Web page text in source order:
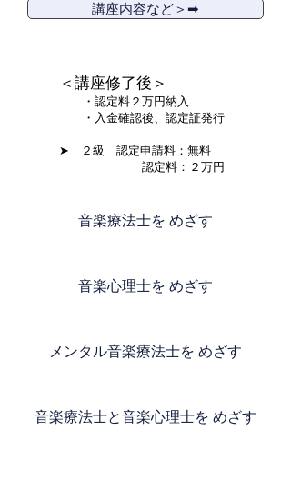
講座内容など＞➡
＜講座修了後＞
・認定料２万円納入
・入金確認後、認定証発行
➤ ２級 認定申請料：無料
認定料：２万円
音楽療法士を めざす
音楽心理士を めざす
メンタル音楽療法士を めざす
音楽療法士と音楽心理士を めざす